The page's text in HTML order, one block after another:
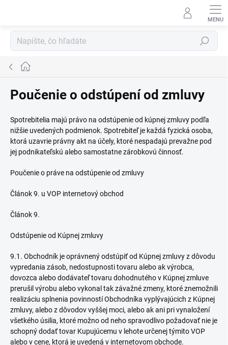
Hľadať
Domov
Poučenie o odstúpení od zmluvy
Spotrebitelia majú právo na odstúpenie od kúpnej zmluvy podľa
nižšie uvedených podmienok. Spotrebiteľ je každá fyzická osoba,
ktorá uzavrie právny akt na účely, ktoré nespadajú prevažne pod
jej podnikateľskú alebo samostatne zárobkovú činnosť.
Poučenie o práve na odstúpenie od zmluvy
Článok 9. u VOP internetový obchod
Článok 9.
Odstúpenie od Kúpnej zmluvy
9.1. Obchodník je oprávnený odstúpiť od Kúpnej zmluvy z dôvodu
vypredania zásob, nedostupnosti tovaru alebo ak výrobca,
dovozca alebo dodávateľ tovaru dohodnutého v Kúpnej zmluve
prerušil výrobu alebo vykonal tak závažné zmeny, ktoré znemožnili
realizáciu splnenia povinností Obchodníka vyplývajúcich z Kúpnej
zmluvy, alebo z dôvodov vyššej moci, alebo ak ani pri vynaložení
všetkého úsilia, ktoré možno od neho spravodlivo požadovať nie je
schopný dodať tovar Kupujúcemu v lehote určenej týmito VOP
alebo v cene, ktorá je uvedená v internetovom obchode.